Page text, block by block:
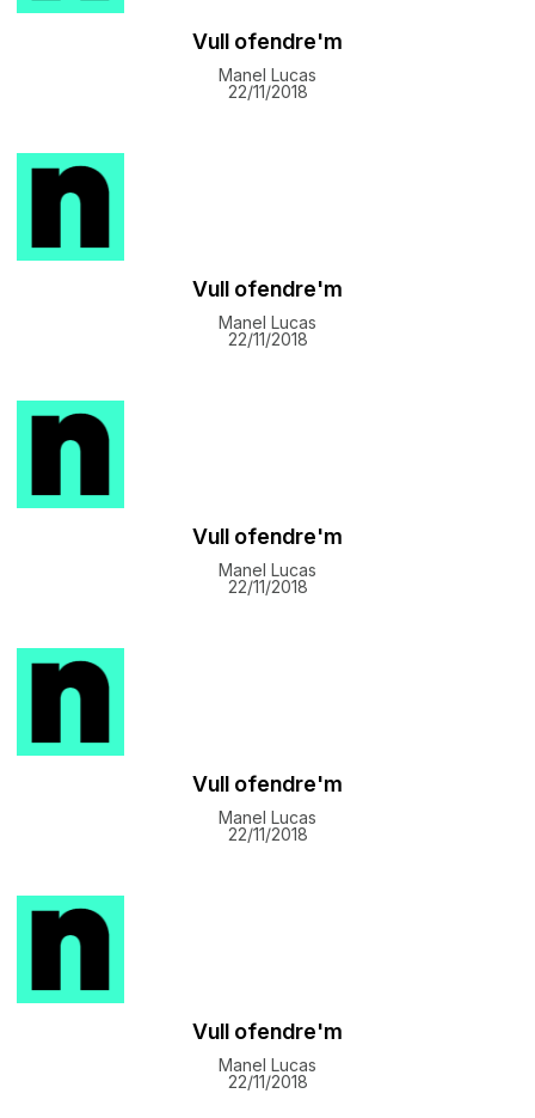
Vull ofendre'm
Manel Lucas
22/11/2018
Vull ofendre'm
Manel Lucas
22/11/2018
Vull ofendre'm
Manel Lucas
22/11/2018
Vull ofendre'm
Manel Lucas
22/11/2018
Vull ofendre'm
Manel Lucas
22/11/2018